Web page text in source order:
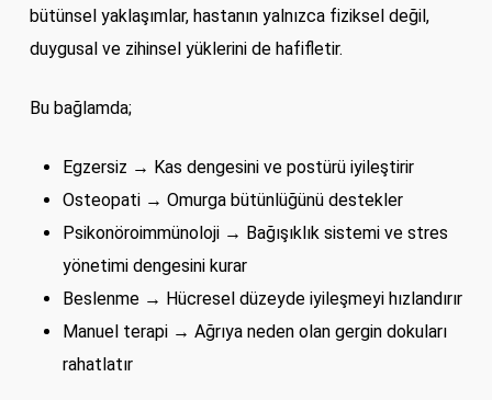
bütünsel yaklaşımlar, hastanın yalnızca fiziksel değil,
duygusal ve zihinsel yüklerini de hafifletir.
Bu bağlamda;
Egzersiz → Kas dengesini ve postürü iyileştirir
Osteopati → Omurga bütünlüğünü destekler
Psikonöroimmünoloji → Bağışıklık sistemi ve stres
yönetimi dengesini kurar
Beslenme → Hücresel düzeyde iyileşmeyi hızlandırır
Manuel terapi → Ağrıya neden olan gergin dokuları
rahatlatır